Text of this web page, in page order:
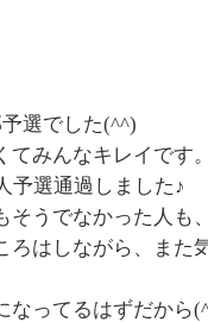
選でした(^^)
てみんなキレイです
予選通過しました♪
そうでなかった人も
ろはしながら、また
なってるはずだから